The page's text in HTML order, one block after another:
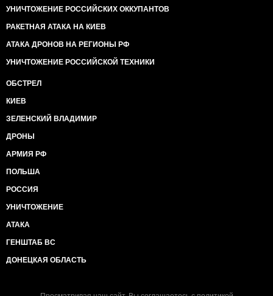
УНИЧТОЖЕНИЕ РОССИЙСКИХ ОККУПАНТОВ
РАКЕТНАЯ АТАКА НА КИЕВ
АТАКА ДРОНОВ НА РЕГИОНЫ РФ
УНИЧТОЖЕНИЕ РОССИЙСКОЙ ТЕХНИКИ
ОБСТРЕЛ
КИЕВ
ЗЕЛЕНСКИЙ ВЛАДИМИР
ДРОНЫ
АРМИЯ РФ
ПОЛЬША
РОССИЯ
УНИЧТОЖЕНИЕ
АТАКА
ГЕНШТАБ ВС
ДОНЕЦКАЯ ОБЛАСТЬ